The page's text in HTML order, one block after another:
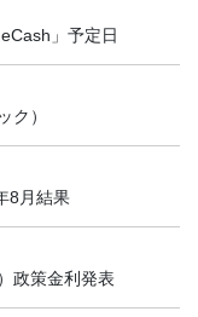
」予定日
ク）
8月結果
政策金利発表